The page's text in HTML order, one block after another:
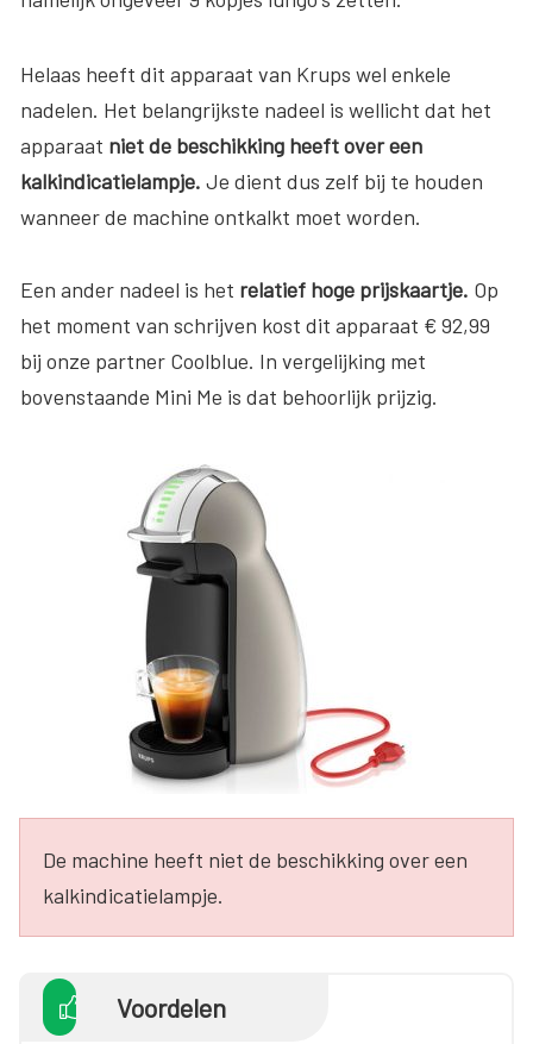
Helaas heeft dit apparaat van Krups wel enkele
nadelen. Het belangrijkste nadeel is wellicht dat het
apparaat niet de beschikking heeft over een
kalkindicatielampje. Je dient dus zelf bij te houden
wanneer de machine ontkalkt moet worden.
Een ander nadeel is het relatief hoge prijskaartje. Op
het moment van schrijven kost dit apparaat € 92,99
bij onze partner Coolblue. In vergelijking met
bovenstaande Mini Me is dat behoorlijk prijzig.
De machine heeft niet de beschikking over een
kalkindicatielampje.
Voordelen